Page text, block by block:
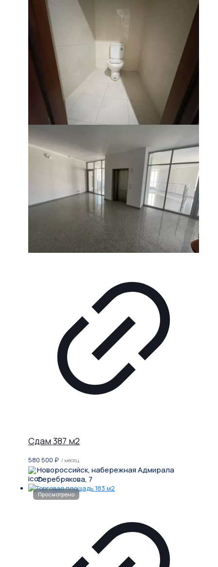
Сдам 387 м2
580 500 ₽ / месяц
Новороссийск, набережная Адмирала
Серебрякова, 7